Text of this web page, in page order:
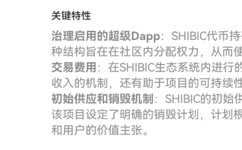
关键特性
治理启用的超级Dapp：SHIBIC代币
种结构旨在在社区内分配权力，从而
交易费用 ：在SHIBIC生态系统内进
收入的机制，还有助于项目的可持续
初始供应和销毁机制 ：SHIBIC的初始
该项目设定了明确的销毁计划，计划
和用户的价值主张。